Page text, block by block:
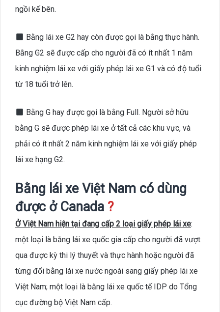
ngồi kế bên.
Bằng lái xe G2 hay còn được gọi là bằng thực hành.
Bằng G2 sẽ được cấp cho người đã có ít nhất 1 năm
kinh nghiệm lái xe với giấy phép lái xe G1 và có độ tuổi
từ 18 tuổi trở lên.
Bằng G hay được gọi là bằng Full. Người sở hữu
bằng G sẽ được phép lái xe ở tất cả các khu vực, và
phải có ít nhất 2 năm kinh nghiệm lái xe với giấy phép
lái xe hạng G2.
Bằng lái xe Việt Nam có dùng
được ở Canada ?
Ở Việt Nam hiện tại đang cấp 2 loại giấy phép lái xe:
một loại là bằng lái xe quốc gia cấp cho người đã vượt
qua được kỳ thi lý thuyết và thực hành hoặc người đã
từng đổi bằng lái xe nước ngoài sang giấy phép lái xe
Việt Nam; một loại là bằng lái xe quốc tế IDP do Tổng
cục đường bộ Việt Nam cấp.